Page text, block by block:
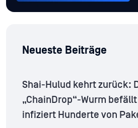
Neueste Beiträge
Shai-Hulud kehrt zurück:
„ChainDrop“-Wurm
infiziert Hunderte von